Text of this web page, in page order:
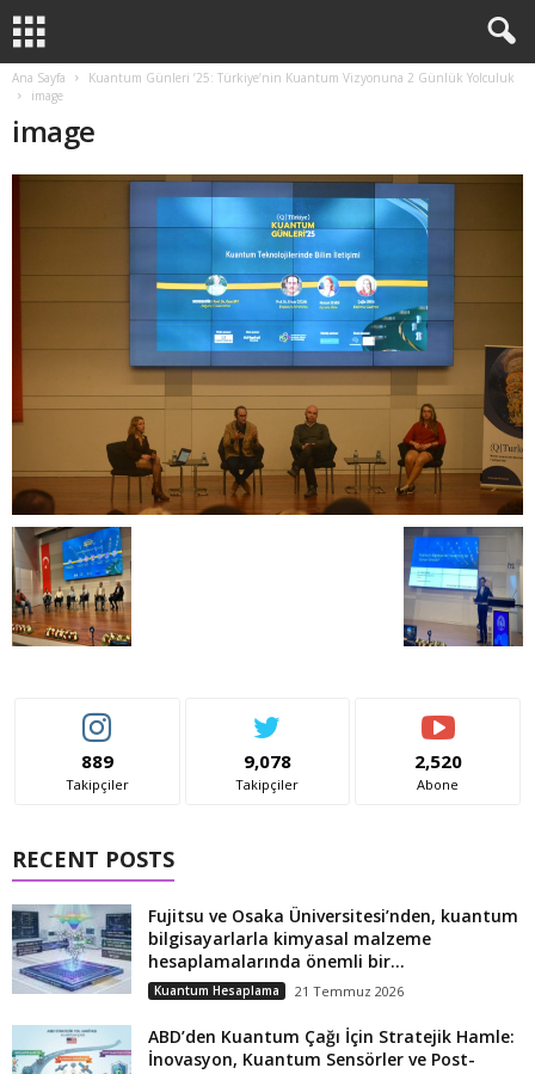
Ana Sayfa
Kuantum Günleri ’25: Türkiye’nin Kuantum Vizyonuna 2 Günlük Yolculuk
image
image
889
Takipçiler
9,078
Takipçiler
2,520
Abone
RECENT POSTS
Fujitsu ve Osaka Üniversitesi’nden, kuantum
bilgisayarlarla kimyasal malzeme
hesaplamalarında önemli bir...
Kuantum Hesaplama 21 Temmuz 2026
ABD’den Kuantum Çağı İçin Stratejik Hamle:
İnovasyon, Kuantum Sensörler ve Post-